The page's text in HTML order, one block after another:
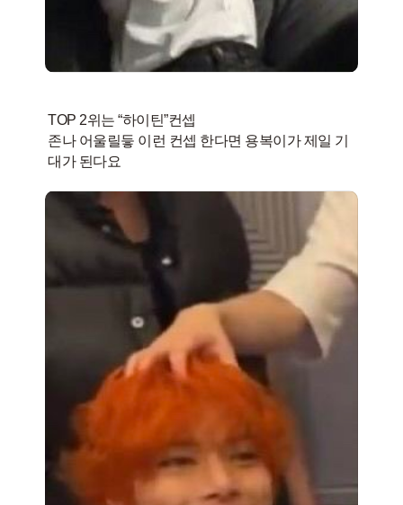
TOP 2위는 “하이틴”컨셉
존나 어울릴듷 이런 컨셉 한다면 용복이가 제일 기